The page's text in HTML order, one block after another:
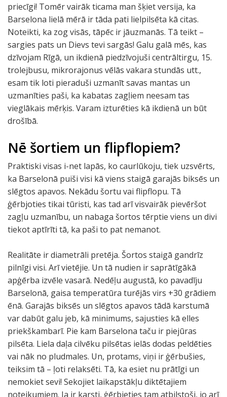
priecīgi! Tomēr vairāk ticama man šķiet versija, ka
Barselona lielā mērā ir tāda pati lielpilsēta kā citas.
Noteikti, ka zog visās, tāpēc ir jāuzmanās. Tā teikt –
sargies pats un Dievs tevi sargās! Galu galā mēs, kas
dzīvojam Rīgā, un ikdienā piedzīvojuši centrāltirgu, 15.
trolejbusu, mikrorajonus vēlās vakara stundās utt.,
esam tik loti pieraduši uzmanīt savas mantas un
uzmanīties paši, ka kabatas zagļiem neesam tas
vieglākais mērķis. Varam izturēties kā ikdienā un būt
drošībā.
Nē šortiem un flipflopiem?
Praktiski visas i-net lapās, ko caurlūkoju, tiek uzsvērts,
ka Barselonā puiši visi kā viens staigā garajās biksēs un
slēgtos apavos. Nekādu šortu vai flipflopu. Tā
ģērbjoties tikai tūristi, kas tad arī visvairāk pievēršot
zagļu uzmanību, un nabaga šortos tērptie viens un divi
tiekot aptīrīti tā, ka paši to pat nemanot.
Realitāte ir diametrāli pretēja. Šortos staigā gandrīz
pilnīgi visi. Arī vietējie. Un tā nudien ir saprātīgākā
apģērba izvēle vasarā. Nedēļu augustā, ko pavadīju
Barselonā, gaisa temperatūra turējās virs +30 grādiem
ēnā. Garajās biksēs un slēgtos apavos tādā karstumā
var dabūt galu jeb, kā minimums, sajusties kā elles
priekškambarī. Pie kam Barselona taču ir piejūras
pilsēta. Liela daļa cilvēku pilsētas ielās dodas peldēties
vai nāk no pludmales. Un, protams, viņi ir ģērbušies,
teiksim tā – ļoti relaksēti. Tā, ka esiet nu prātīgi un
nemokiet sevi! Sekojiet laikapstākļu diktētajiem
noteikumiem. Ja ir karsti, ģērbieties tam atbilstoši, jo arī